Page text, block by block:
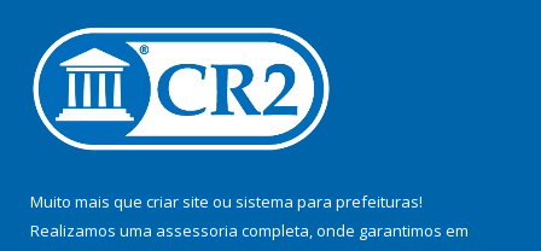
Muito mais que criar site ou sistema para prefeituras!
Realizamos uma assessoria completa, onde garantimos em